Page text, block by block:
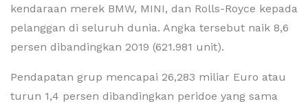
kendaraan merek BMW, MINI, dan Rolls-Royce kepada
pelanggan di seluruh dunia. Angka tersebut naik 8,6
persen dibandingkan 2019 (621.981 unit).
Pendapatan grup mencapai 26,283 miliar Euro atau
turun 1,4 persen dibandingkan peridoe yang sama